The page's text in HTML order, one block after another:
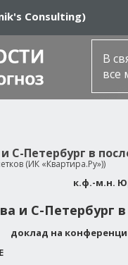
Consulting)
В
все
С-Петербург в
(ИК «Квартира.Ру»))
к.ф.-м.н.
и С-Петербург
доклад на